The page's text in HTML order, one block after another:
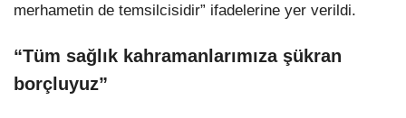
merhametin de temsilcisidir” ifadelerine yer verildi.
“Tüm sağlık kahramanlarımıza şükran
borçluyuz”